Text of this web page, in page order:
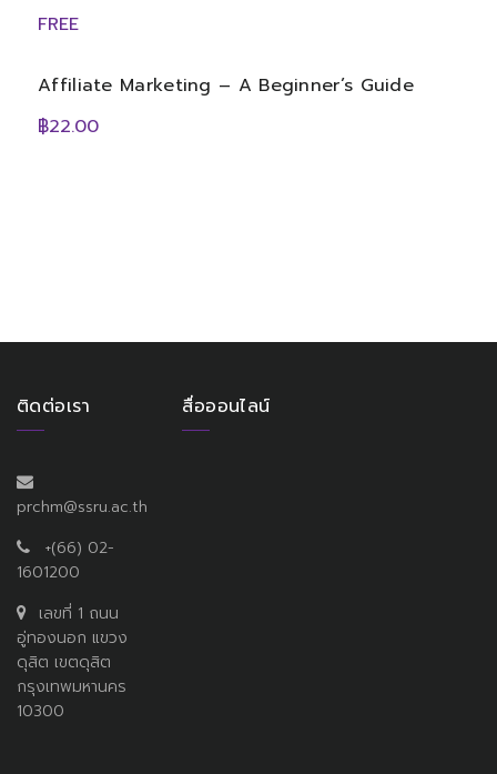
FREE
Affiliate Marketing – A Beginner’s Guide
฿22.00
ติดต่อเรา
prchm@ssru.ac.th
+(66) 02-
1601200
เลขที่ 1 ถนน
อู่ทองนอก แขวง
ดุสิต เขตดุสิต
กรุงเทพมหานคร
10300
สื่อออนไลน์